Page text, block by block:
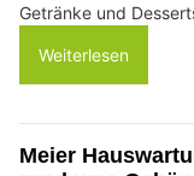
Getränke und
Weiterlesen
Meier